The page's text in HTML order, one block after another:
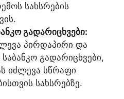
სახსრების
გადარიცხვები:
პირდაპირი და
გადარიცხვები,
იძლევა სწრაფი
სახსრებზე.